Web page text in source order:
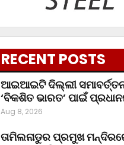
RECENT POSTS
ଆଇଆଇଟି ଦିଲ୍ଲୀ
‘ବିକଶିତ ଭାରତ’ ପାଇଁ
Aug 8, 2026
ତାମିଲନାଡୁର ପ୍ରମୁଖ